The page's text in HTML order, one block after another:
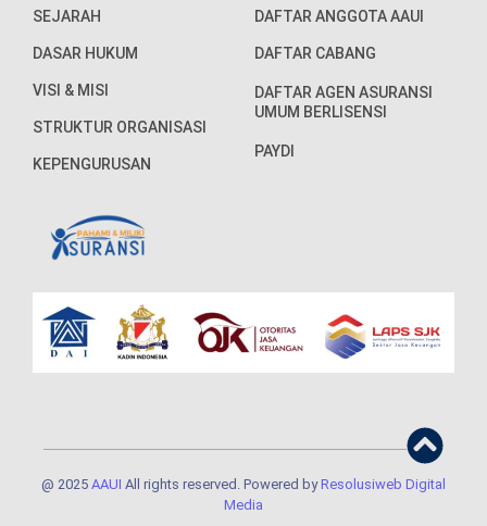
SEJARAH
DASAR HUKUM
VISI & MISI
STRUKTUR ORGANISASI
KEPENGURUSAN
DAFTAR ANGGOTA AAUI
DAFTAR CABANG
DAFTAR AGEN ASURANSI
UMUM BERLISENSI
PAYDI
@ 2025 AAUI All rights reserved. Powered byResolusiweb Digital
Media